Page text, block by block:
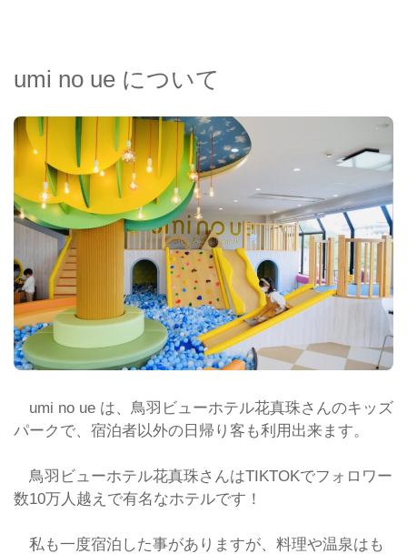
umi no ue について
umi no ue は、鳥羽ビューホテル花真珠さんのキッズ
パークで、宿泊者以外の日帰り客も利用出来ます。
鳥羽ビューホテル花真珠さんはTIKTOKでフォロワー
数10万人越えで有名なホテルです！
私も一度宿泊した事がありますが、料理や温泉はも